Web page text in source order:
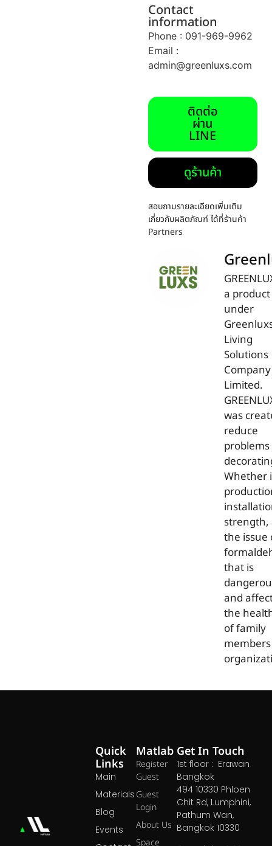
Contact
information
Phone : 091-969-9962
Email :
admin@greenluxs.com
ติดต่อ
ผ่าน
LINE
ดูร้านค้า
สอบถามรายละเอียดเพิ่มเติม
เกี่ยวกับผลิตภัณฑ์ ได้ที่ร้านค้า
Partners
a product
under
Living
Solutions
Company
Limited.
was
reduce
Whether
strength,
the issue
that is
and
the
of family
Matlab
Register
Guest
Guest
Login
About Us
Space
Quick
Links
Main
Materials
Blog
Events
Get In Touch
1st floor : Erawan
Bangkok
494 10330 Phloen
Chit Rd, Lumphini,
Pathum Wan,
Bangkok 10330